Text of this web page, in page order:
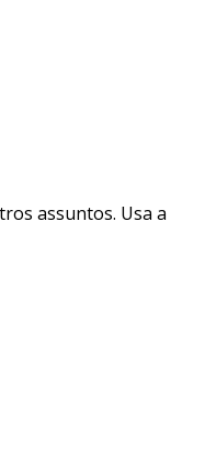
assuntos. Usa a